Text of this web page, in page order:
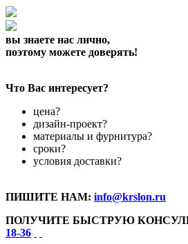
вы знаете нас лично,
поэтому можете доверять!
Что Вас интересует?
цена?
дизайн-проект?
материалы и фурнитура?
сроки?
условия доставки?
ПИШИТЕ НАМ: info@krslon.ru
ПОЛУЧИТЕ БЫСТРУЮ
18-36